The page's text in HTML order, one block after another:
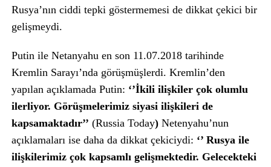
Rusya’nın ciddi tepki göstermemesi de dikkat çekici bir
gelişmeydi.
Putin ile Netanyahu en son 11.07.2018 tarihinde
Kremlin Sarayı’nda görüşmüşlerdi. Kremlin’den
yapılan açıklamada Putin: ‘’İkili ilişkiler çok olumlu
ilerliyor. Görüşmelerimiz siyasi ilişkileri de
kapsamaktadır’’ (Russia Today) Netenyahu’nun
açıklamaları ise daha da dikkat çekiciydi: ‘’ Rusya ile
ilişkilerimiz çok kapsamlı gelişmektedir. Gelecekteki